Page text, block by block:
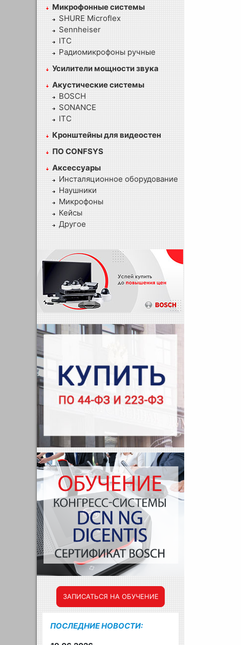
Микрофонные системы
SHURE Microflex
Sennheiser
ITC
Радиомикрофоны ручные
Усилители мощности звука
Акустические системы
BOSCH
SONANCE
ITC
Кронштейны для видеостен
ПО CONFSYS
Аксессуары
Инсталяционное оборудование
Наушники
Микрофоны
Кейсы
Другое
ЗАПИСАТЬСЯ НА ОБУЧЕНИЕ
ПОСЛЕДНИЕ НОВОСТИ: